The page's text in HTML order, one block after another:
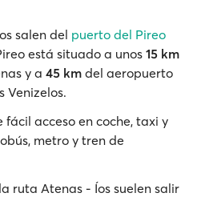
salen del puerto del Pireo
está situado a unos 15 km
y a 45 km del aeropuerto
Venizelos.
acceso en coche, taxi y
metro y tren de
ruta Atenas - Íos suelen salir